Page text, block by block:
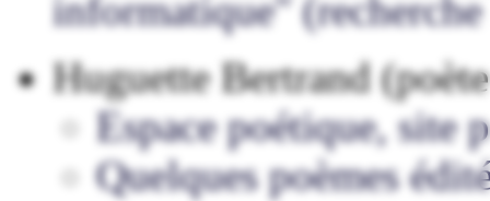
informatique"
Huguette Bertrand
Espace poétique, site
Quelques poèmes